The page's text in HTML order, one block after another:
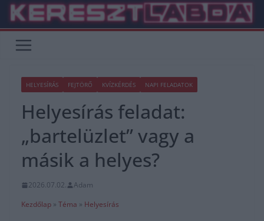
Skip
content
HELYESÍRÁS FEJTÖRŐ KVÍZKÉRDÉS NAPI FELADATOK
Helyesírás feladat:
„bartelüzlet” vagy a
másik a helyes?
2026.07.02.
Adam
Kezdőlap » Téma » Helyesírás